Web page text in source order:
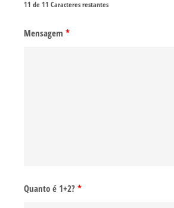
11 de 11 Caracteres restantes
Mensagem *
Quanto é 1+2? *